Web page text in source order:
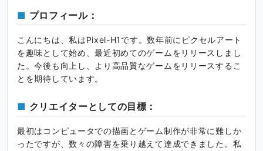
プロフィール：
こんにちは、私はPixel-H1です。数年前にピクセルアート
を趣味として始め、最近初めてのゲームをリリースしまし
た。今後も向上し、より高品質なゲームをリリースするこ
とを期待しています。
クリエイターとしての目標：
最初はコンピュータでの描画とゲーム制作が非常に難しか
ったですが、数々の障害を乗り越えて達成できました。私